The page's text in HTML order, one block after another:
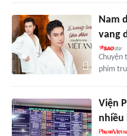
Nam
vang
Chuyện
phim
Viện
nhiều